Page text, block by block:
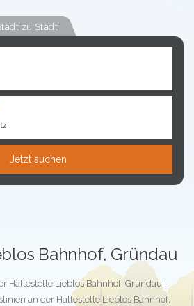
zu Stadt
Jetzt suchen
Bahnhof, Gründau
Haltestelle Lieblos Bahnhof, Gründau -
an der Haltestelle Lieblos Bahnhof,